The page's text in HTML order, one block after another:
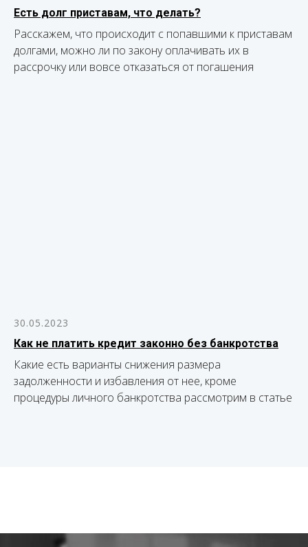
Есть долг приставам, что делать?
Расскажем, что происходит с попавшими к приставам
долгами, можно ли по закону оплачивать их в
рассрочку или вовсе отказаться от погашения
30.05.2023
Как не платить кредит законно без банкротства
Какие есть варианты снижения размера
задолженности и избавления от нее, кроме
процедуры личного банкротства рассмотрим в статье